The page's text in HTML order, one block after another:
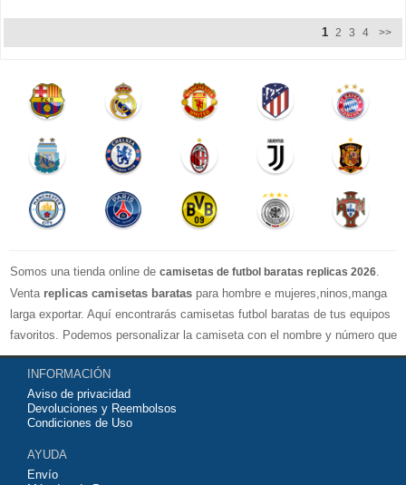
1 2 3 4 >>
Somos una tienda online de camisetas de futbol baratas replicas 2026.
Venta replicas camisetas baratas para hombre e mujeres,ninos,manga
larga exportar. Aquí encontrarás camisetas futbol baratas de tus equipos
favoritos. Podemos personalizar la camiseta con el nombre y número que
quieras. Nuestrascamisetas de futbol replicasson de máxima calidad
tailandesa por lo que estamos convencidos que quedarás muy satisfecho
con ella. Estas camisetas tienen un tejido transpirable por lo que te
servirán para jugar al fútbol o simplemente para animar a tu equipo
contáctanos y haremos lo posible para conseguirtela lo más barata
posible.
INFORMACIÓN
Aviso de privacidad
Devoluciones y Reembolsos
Condiciones de Uso
AYUDA
Envío